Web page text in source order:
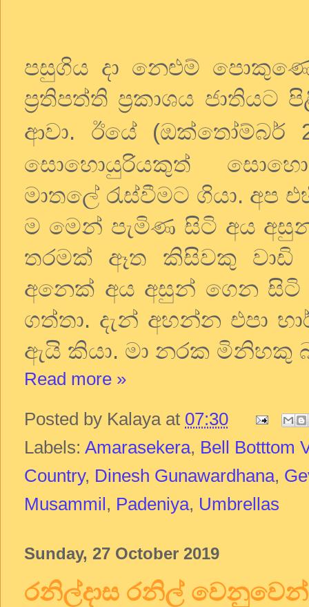
පසුගිය දා නෙළුම්
ප්‍රතිපත්ති ප්‍රකාශය ජාතියට
ආවා. ඊයේ (ඔක්තෝම්බර්
සොහොයුරියකුත්
මාතලේ රැස්වීමට ගියා.
ම මෙන් පැමිණ සිටි අය
තරමක් ඈත කිසිවකු
අනෙක් අය අසුන් ගෙන සිටි
ගත්තා. දැන් අහන්න එපා
ඇයි කියා. මා නරක මිනිහකු
Read more »
Posted by Kalaya at 07:30
Labels: Amarasekera, Bell Botttom
Country, Dinesh Gunawardhana,
Musammil, Padeniya, Umbrellas
Sunday, 27 October 2019
රනිල්දාස රනිල් වෙනුවෙන්